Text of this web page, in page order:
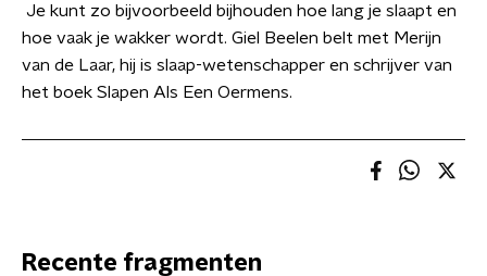
Je kunt zo bijvoorbeeld bijhouden hoe lang je slaapt en
hoe vaak je wakker wordt. Giel Beelen belt met Merijn
van de Laar, hij is slaap-wetenschapper en schrijver van
het boek Slapen Als Een Oermens.
Recente fragmenten